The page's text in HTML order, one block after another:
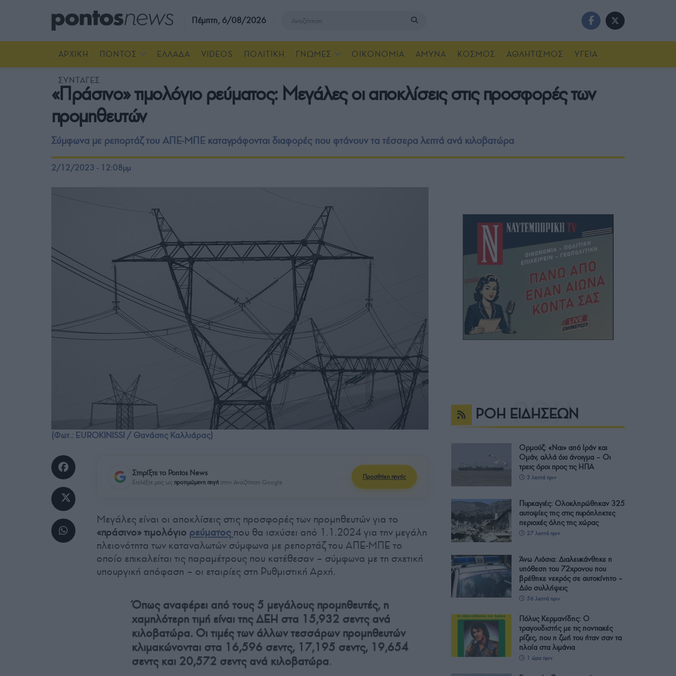
Πέμπτη, 6/08/2026
ΑΡΧΙΚΗ ΠΟΝΤΟΣ ΕΛΛΑΔΑ VIDEOS ΠΟΛΙΤΙΚΗ ΓΝΩΜΕΣ ΟΙΚΟΝΟΜΙΑ ΑΜΥΝΑ ΚΟΣΜΟΣ ΑΘΛΗΤΙΣΜΟΣ ΥΓΕΙΑ
ΣΥΝΤΑΓΕΣ
«Πράσινο» τιμολόγιο ρεύματος: Μεγάλες οι αποκλίσεις στις προσφορές των
προμηθευτών
Σύμφωνα με ρεπορτάζ του ΑΠΕ-ΜΠΕ καταγράφονται διαφορές που φτάνουν τα τέσσερα λεπτά ανά κιλοβατώρα
2/12/2023 - 12:08μμ
(Φωτ.: EUROKINISSI / Θανάσης Καλλιάρας)
Στηρίξτε το Pontos News
Επιλέξτε μας ως προτιμώμενη πηγή στην Αναζήτηση Google
Προσθήκη πηγής
Μεγάλες είναι οι αποκλίσεις στις προσφορές των προμηθευτών για το
«πράσινο» τιμολόγιο ρεύματος που θα ισχύσει από 1.1.2024 για την μεγάλη
πλειονότητα των καταναλωτών σύμφωνα με ρεπορτάζ του ΑΠΕ-ΜΠΕ το
οποίο επικαλείται τις παραμέτρους που κατέθεσαν – σύμφωνα με τη σχετική
υπουργική απόφαση – οι εταιρίες στη Ρυθμιστική Αρχή.
Όπως αναφέρει από τους 5 μεγάλους προμηθευτές, η
χαμηλότερη τιμή είναι της ΔΕΗ στα 15,932 σεντς ανά
κιλοβατώρα. Οι τιμές των άλλων τεσσάρων προμηθευτών
κλιμακώνονται στα 16,596 σεντς, 17,195 σεντς, 19,654
σεντς και 20,572 σεντς ανά κιλοβατώρα.
ΡΟΗ ΕΙΔΗΣΕΩΝ
Ορμούζ: «Ναι» από Ιράν και
Ομάν, αλλά όχι άνοιγμα – Οι
τρεις όροι προς τις ΗΠΑ
3 λεπτά πριν
Πυρκαγιές: Ολοκληρώθηκαν 325
αυτοψίες της στις πυρόπληκτες
περιοχές όλης της χώρας
27 λεπτά πριν
Άνω Λιόσια: Διαλευκάνθηκε η
υπόθεση του 72χρονου που
βρέθηκε νεκρός σε αυτοκίνητο –
Δύο συλλήψεις
56 λεπτά πριν
Πόλυς Κερμανίδης: Ο
τραγουδιστής με τις ποντιακές
ρίζες, που η ζωή του ήταν σαν τα
πλοία στα λιμάνια
1 ώρα πριν